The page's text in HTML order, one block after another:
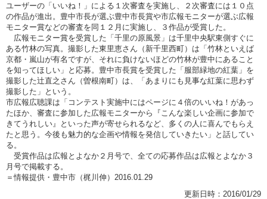
ユーザーの「いいね！」による１次審査を実施し、２次審査には１０点
の作品が進出。豊中市長が選ぶ豊中市長賞や市広報モニターが選ぶ広報
モニター賞などの審査を同１２月に実施し、３作品が受賞した。
広報モニター賞を受賞した「千里の原風景」は千里中央駅東側すぐに
ある竹林の写真。撮影した東里恵さん（新千里西町）は「竹林といえば
京都・嵐山が有名ですが、それに負けないほどの竹林が豊中にあること
を知ってほしい」と応募。豊中市長賞を受賞した「服部緑地の紅葉」を
撮影した辻直之さん（曽根南町）は、「あまりにも見事な紅葉に思わず
撮影した」という。
市広報広聴課は「コンテスト実施中にはページに４倍のいいね！があっ
たほか、審査に参加した広報モニターから『こんな楽しい企画に参加で
きてうれしい』といった声が寄せられるなど、多くの人に喜んでもらえ
たと思う。今後も魅力的な企画や情報を発信していきたい」と話してい
る。
受賞作品は広報とよなか２月号で、全ての応募作品は広報とよなか３
月号で掲載する。
＝情報提供・豊中市（梶川伸）2016.01.29
更新日時：2016/01/29